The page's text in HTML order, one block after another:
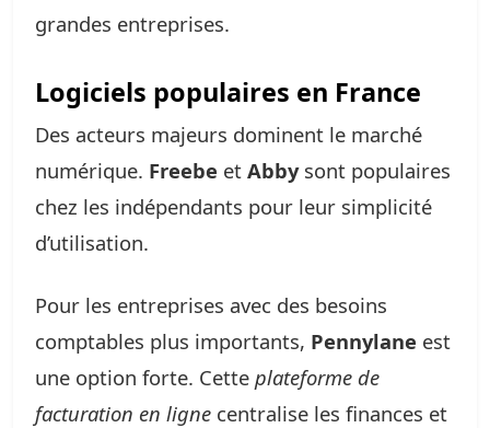
grandes entreprises.
Logiciels populaires en France
Des acteurs majeurs dominent le marché
numérique. Freebe et Abbysont populaires
chez les indépendants pour leur simplicité
d’utilisation.
Pour les entreprises avec des besoins
comptables plus importants, Pennylane est
une option forte. Cette plateforme de
facturation en ligne centralise les finances et